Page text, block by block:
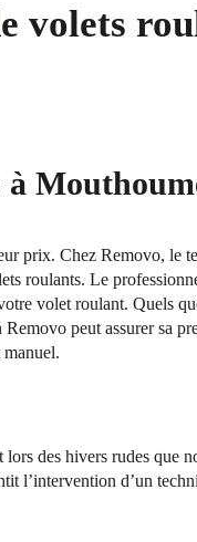
volets
à
prix. Chez Removo, le
roulants. Le
volet roulant. Quels
peut assurer sa
des hivers rudes que
l’intervention d’un